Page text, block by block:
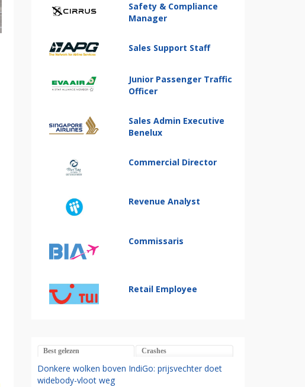
Safety & Compliance
Manager
Sales Support Staff
Junior Passenger Traffic
Officer
Sales Admin Executive
Benelux
Commercial Director
Revenue Analyst
Commissaris
Retail Employee
Best gelezen Crashes
Donkere wolken boven IndiGo: prijsvechter doet
widebody-vloot weg